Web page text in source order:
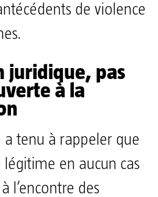
de violence
juridique, pas
à la
a tenu à rappeler que
légitime en aucun cas
l’encontre des